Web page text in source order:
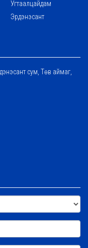
Угтаалцайдам
Эрдэнэсант
сум, Төв аймаг,